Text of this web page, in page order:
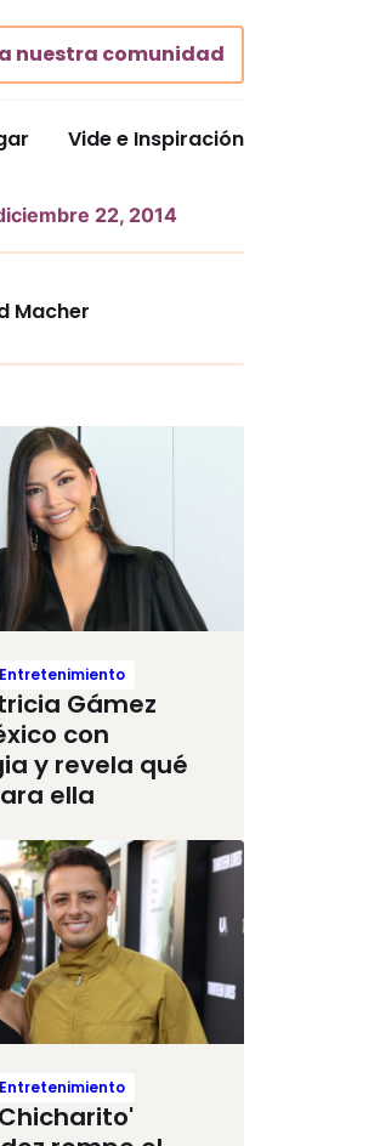
nuestra comunidad
Vide e Inspiración
22, 2014
Macher
Gámez
con
y revela qué
ella